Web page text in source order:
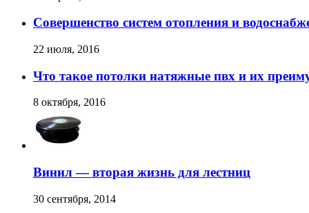
Совершенство систем отопления и
22 июля, 2016
Что такое потолки натяжные пвх и их
8 октября, 2016
Винил — вторая жизнь для лестниц
30 сентября, 2014